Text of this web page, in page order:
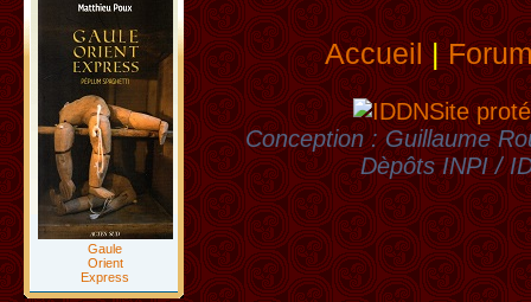
Gaule
Orient
Express
Accueil|
Site
Conception : Guillaume
Dèpôts INPI /